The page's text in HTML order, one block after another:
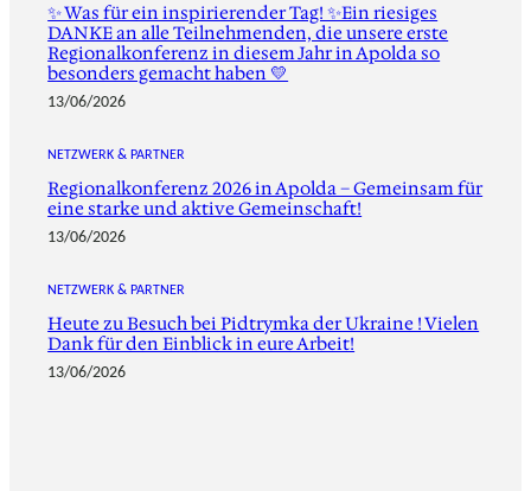
✨ Was für ein inspirierender Tag! ✨Ein riesiges
DANKE an alle Teilnehmenden, die unsere erste
Regionalkonferenz in diesem Jahr in Apolda so
besonders gemacht haben 💛
13/06/2026
NETZWERK & PARTNER
Regionalkonferenz 2026 in Apolda – Gemeinsam für
eine starke und aktive Gemeinschaft!
13/06/2026
NETZWERK & PARTNER
Heute zu Besuch bei Pidtrymka der Ukraine ! Vielen
Dank für den Einblick in eure Arbeit!
13/06/2026